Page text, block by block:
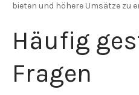
bieten und höhere Umsätze zu
Häufig
Fragen